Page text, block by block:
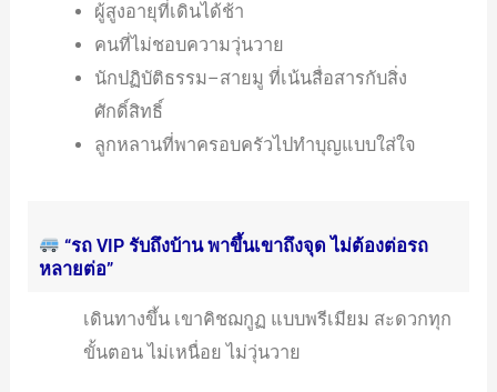
ผู้สูงอายุที่เดินได้ช้า
คนที่ไม่ชอบความวุ่นวาย
นักปฏิบัติธรรม–สายมู ที่เน้นสื่อสารกับสิ่ง
ศักดิ์สิทธิ์
ลูกหลานที่พาครอบครัวไปทำบุญแบบใส่ใจ
“รถ VIP รับถึงบ้าน พาขึ้นเขาถึงจุด ไม่ต้องต่อรถ
หลายต่อ”
เดินทางขึ้น เขาคิชฌกูฏ แบบพรีเมียม สะดวกทุก
ขั้นตอน ไม่เหนื่อย ไม่วุ่นวาย